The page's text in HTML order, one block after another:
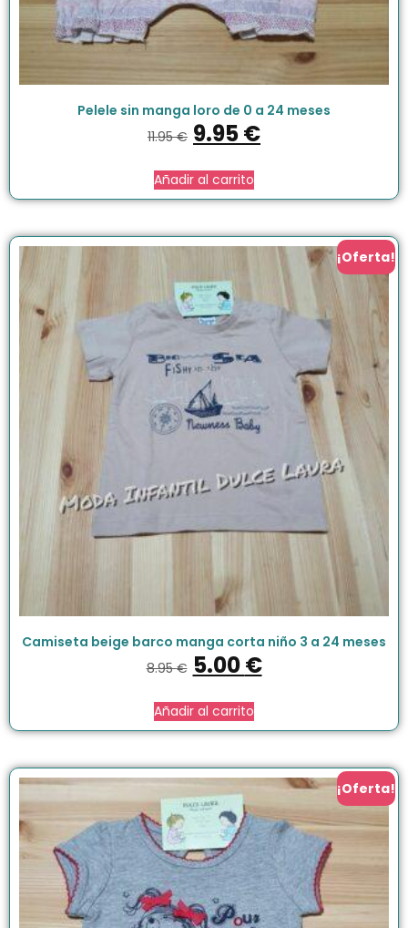
Pelele sin manga loro de 0 a 24 meses
11.95€ 9.95€
Añadir al carrito
¡Oferta!
Camiseta beige barco manga corta niño 3 a 24 meses
8.95€ 5.00€
Añadir al carrito
¡Oferta!